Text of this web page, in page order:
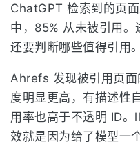
ChatGPT 检索到的页
中，85% 从未被引用。
还要判断哪些值得引用。
Ahrefs 发现被引用页面
度明显更高，有描述性
用率也高于不透明 ID
效就是因为给了模型一